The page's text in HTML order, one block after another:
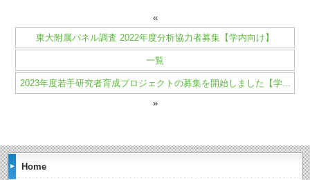
«
東大附属パネル調査 2022年度分析協力者募集【学内向け】
一覧
2023年度若手研究者育成プロジェクトの募集を開始しました【学...
»
Home